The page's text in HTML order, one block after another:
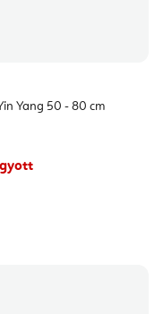
Yang 50 - 80 cm